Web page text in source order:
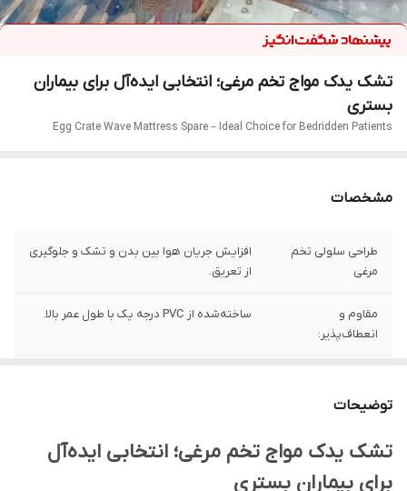
تشک یدک مواج تخم مرغی؛ انتخابی ایده‌آل برای بیماران
بستری
Egg Crate Wave Mattress Spare – Ideal Choice for Bedridden Patients
مشخصات
طراحی سلولی تخم
مرغی
افزایش جریان هوا بین بدن و تشک و جلوگیری
از تعریق.
مقاوم و
انعطاف‌پذیر:
ساخته‌شده از PVC درجه یک با طول عمر بالا.
پیشگیری از زخم
بستر:
توزیع فشار و کاهش نقاط تحت فشار بدن
بیمار.
توضیحات
تشک یدک مواج تخم مرغی؛ انتخابی ایده‌آل
برای بیماران بستری